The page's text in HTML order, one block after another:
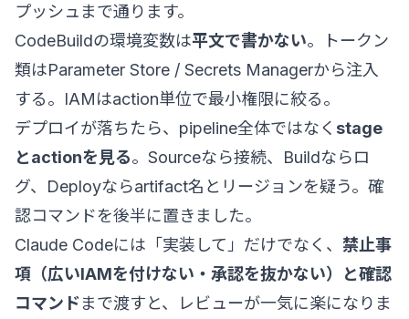
プッシュまで通ります。
CodeBuildの環境変数は平文で書かない。トークン
類はParameter Store / Secrets Managerから注入
する。IAMはaction単位で最小権限に絞る。
デプロイが落ちたら、pipeline全体ではなく stage
とactionを見る。Sourceなら接続、Buildならロ
グ、Deployならartifact名とリージョンを疑う。確
認コマンドを後半に置きました。
Claude Codeには「実装して」だけでなく、 禁止事
項（広いIAMを付けない・承認を抜かない）と確認
コマンドまで渡すと、レビューが一気に楽になりま